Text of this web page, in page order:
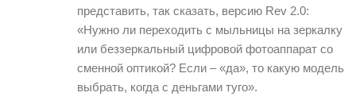
представить, так сказать, версию Rev 2.0:
«Нужно ли переходить с мыльницы на зеркалку
или беззеркальный цифровой фотоаппарат со
сменной оптикой? Если – «да», то какую модель
выбрать, когда с деньгами туго».